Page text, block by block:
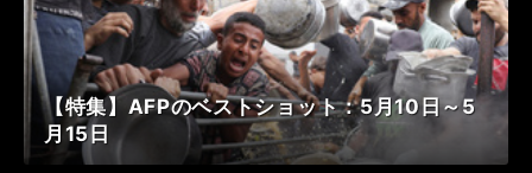
【特集】AFPのベストショット：5月10日～5
月15日